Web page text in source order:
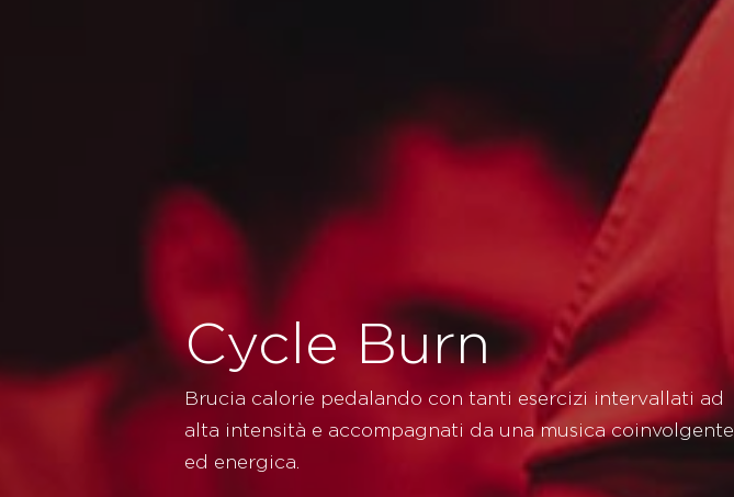
Cycle Burn
Brucia calorie pedalando con tanti esercizi intervallati ad
alta intensità e accompagnati da una musica coinvolgente
ed energica.